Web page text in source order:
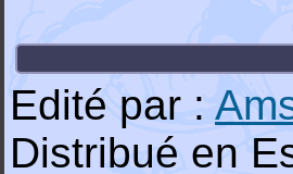
Edité par :
Distribué en